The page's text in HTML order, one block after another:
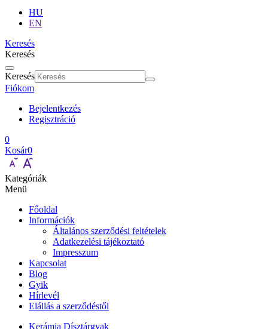
HU
EN
Keresés
Keresés
Keresés
Fiókom
Bejelentkezés
Regisztráció
0
Kosár0
Kategóriák
Menü
Főoldal
Információk
Általános szerződési feltételek
Adatkezelési tájékoztató
Impresszum
Kapcsolat
Blog
Gyik
Hírlevél
Elállás a szerződéstől
Kerámia Dísztárgyak